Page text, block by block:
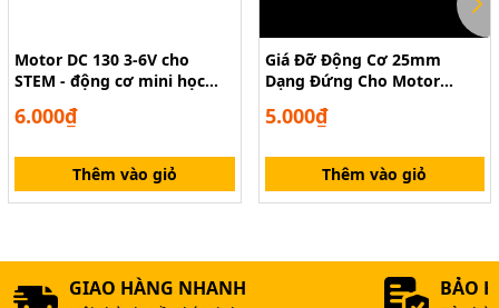
Motor DC 130 3-6V cho
STEM - động cơ mini học
6.000₫
Thêm vào giỏ
Giá Đỡ Động Cơ 25mm
Dạng Đứng Cho Motor
Mô Hình
5.000₫
Thêm vào giỏ
GIAO HÀNG NHANH BẢO